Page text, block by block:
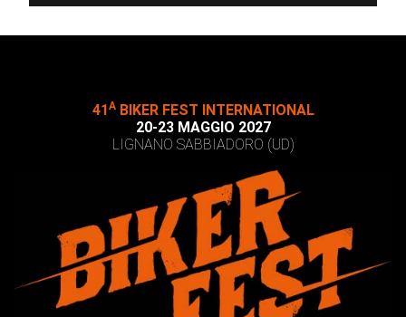
41 ABIKER FEST INTERNATIONAL
20-23 MAGGIO 2027
LIGNANO SABBIADORO (UD)